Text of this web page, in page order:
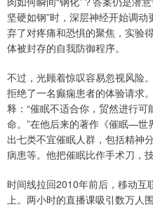
坚硬如钢”时，深层神经开始调
弃了对疼痛和恐惧的聚焦，实验
体被封存的自我防御程序。
不过，光顾着惊叹容易忽视风险
拒绝了一名癫痫患者的体验请求
释：“催眠不适合你，贸然进行
命。”在他后来的著作《催眠—世
出七类不宜催眠人群，包括精神
病患等。他把催眠比作手术刀，
时间线拉回2010年前后，移动
上。两小时的直播课吸引数万人